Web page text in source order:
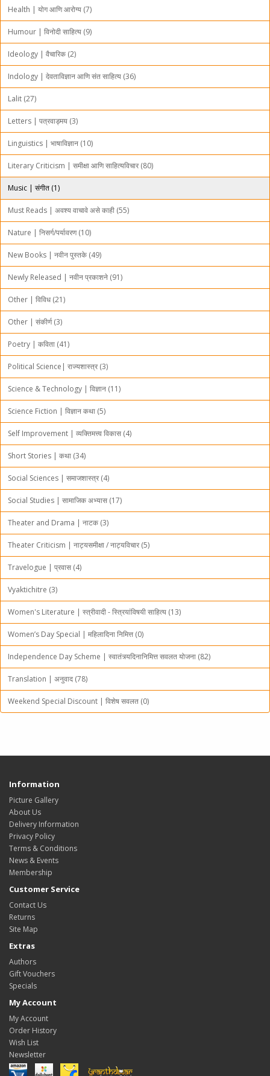
Health | योग आणि आरोग्य (7)
Humour | विनोदी साहित्य (9)
Ideology | वैचारिक (2)
Indology | देवताविज्ञान आणि संत साहित्य (36)
Lalit (27)
Letters | पत्रवाड्मय (3)
Linguistics | भाषाविज्ञान (10)
Literary Criticism | समीक्षा आणि साहित्यविचार (80)
Music | संगीत (1)
Must Reads | अवश्य वाचावे असे काही (55)
Nature | निसर्ग/पर्यावरण (10)
New Books | नवीन पुस्तके (49)
Newly Released | नवीन प्रकाशने (91)
Other | विविध (21)
Other | संकीर्ण (3)
Poetry | कविता (41)
Political Science| राज्यशास्त्र (3)
Science & Technology | विज्ञान (11)
Science Fiction | विज्ञान कथा (5)
Self Improvement | व्यक्तिमत्त्व विकास (4)
Short Stories | कथा (34)
Social Sciences | समाजशास्त्र (4)
Social Studies | सामाजिक अभ्यास (17)
Theater and Drama | नाटक (3)
Theater Criticism | नाट्यसमीक्षा / नाट्यविचार (5)
Travelogue | प्रवास (4)
Vyaktichitre (3)
Women's Literature | स्त्रीवादी - स्त्रियांविषयी साहित्य (13)
Women’s Day Special | महिलादिना निमित्त (0)
Independence Day Scheme | स्वातंत्र्यदिनानिमित्त सवलत योजना (82)
Translation | अनुवाद (78)
Weekend Special Discount | विशेष सवलत (0)
Information
Picture Gallery
About Us
Delivery Information
Privacy Policy
Terms & Conditions
News & Events
Membership
Customer Service
Contact Us
Returns
Site Map
Extras
Authors
Gift Vouchers
Specials
My Account
My Account
Order History
Wish List
Newsletter